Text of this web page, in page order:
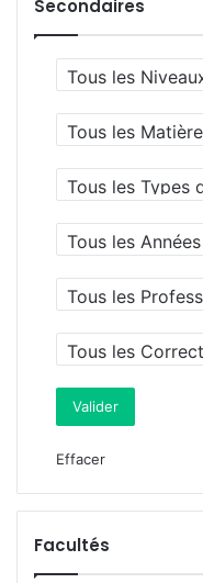
Secondaires
Effacer
Facultés